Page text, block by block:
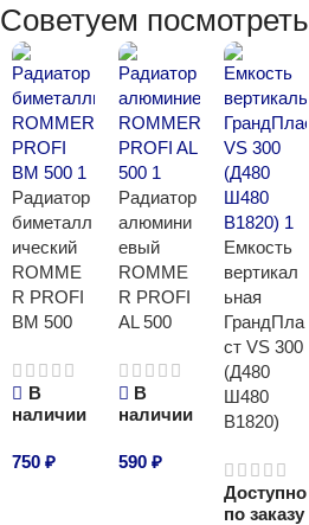
Советуем посмотреть
Радиатор
биметалл
ический
ROMME
R PROFI
BM 500
В
наличии
750 ₽
Радиатор
алюмини
евый
ROMME
R PROFI
AL 500
В
наличии
590 ₽
Емкость
вертикал
ьная
ГрандПла
ст VS 300
(Д480
Ш480
В1820)
Доступно
по заказу